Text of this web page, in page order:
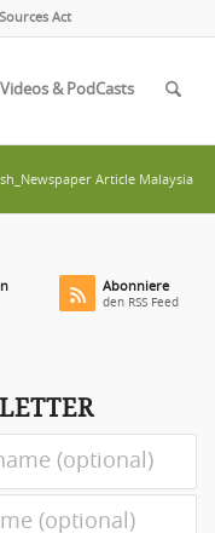
Act
Videos & PodCasts
Article Malaysia
Abonniere
den RSS Feed